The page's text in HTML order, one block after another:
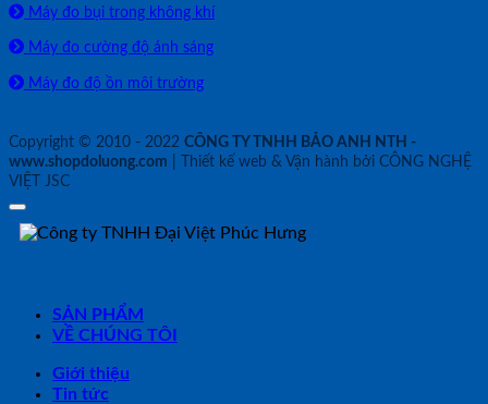
Máy đo bụi trong không khí
Máy đo cường độ ánh sáng
Máy đo độ ồn môi trường
Copyright © 2010 - 2022 CÔNG TY TNHH BẢO ANH NTH -
www.shopdoluong.com | Thiết kế web & Vận hành bởi CÔNG NGHỆ
VIỆT JSC
SẢN PHẨM
VỀ CHÚNG TÔI
Giới thiệu
Tin tức